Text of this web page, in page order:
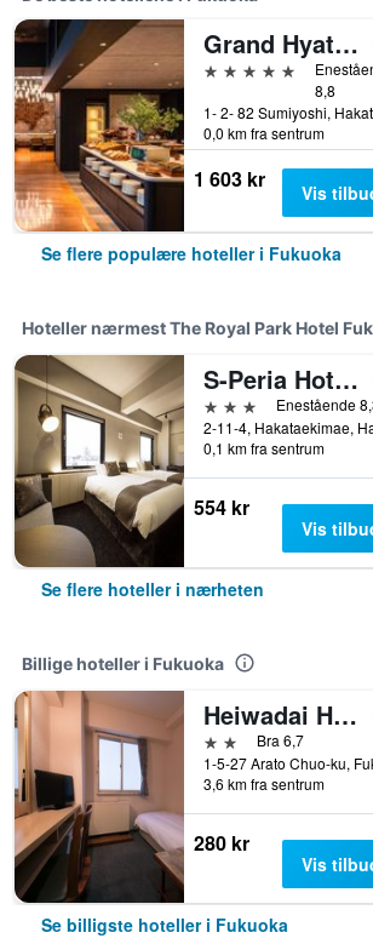
Grand Hyatt Fukuoka
5 stjerner
8,8
0,0 km fra sentrum
1 603 kr Vis
Se flere populære hoteller i Fukuoka
Hoteller nærmest The Royal Park Hotel
S-Peria Hotel Hakata
3 stjernerEnestående
0,1 km fra sentrum
554 kr
Vis
Se flere hoteller i nærheten
Billige hoteller i Fukuoka
Heiwadai Hotel Arato
2 stjernerBra 6,7
3,6 km fra sentrum
280 kr
Vis
Se billigste hoteller i Fukuoka